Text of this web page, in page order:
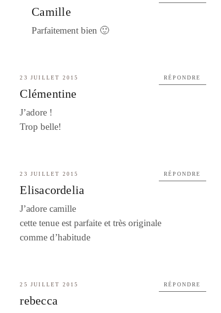
Camille
Parfaitement bien 🙂
23 JUILLET 2015
Clémentine
J’adore !
Trop belle!
RÉPONDRE
23 JUILLET 2015
Elisacordelia
J’adore camille
cette tenue est parfaite et très originale
comme d’habitude
RÉPONDRE
25 JUILLET 2015
rebecca
RÉPONDRE